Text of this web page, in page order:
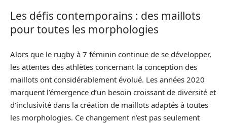
Les défis contemporains : des maillots
pour toutes les morphologies
Alors que le rugby à 7 féminin continue de se développer,
les attentes des athlètes concernant la conception des
maillots ont considérablement évolué. Les années 2020
marquent l’émergence d’un besoin croissant de diversité et
d’inclusivité dans la création de maillots adaptés à toutes
les morphologies. Ce changement n’est pas seulement